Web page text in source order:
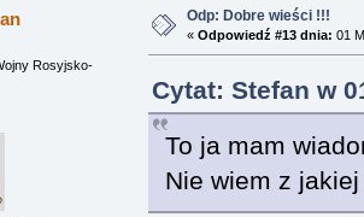
Rosyjsko-
Odp: Dobre wieści !!!
« Odpowiedź #13 dnia: 01
Cytat: Stefan w
To ja mam
Nie wiem z